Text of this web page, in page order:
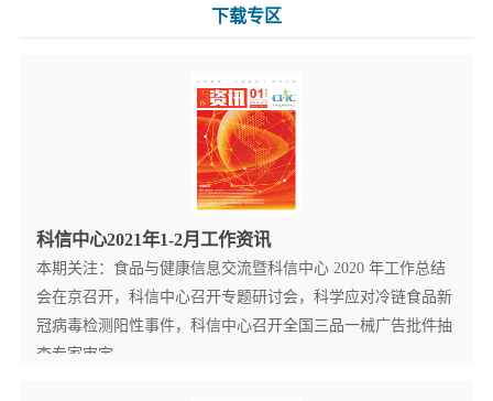
下载专区
科信中心2021年1-2月工作资讯
本期关注：食品与健康信息交流暨科信中心 2020 年工作总结
会在京召开，科信中心召开专题研讨会，科学应对冷链食品新
冠病毒检测阳性事件，科信中心召开全国三品一械广告批件抽
查专家审定...